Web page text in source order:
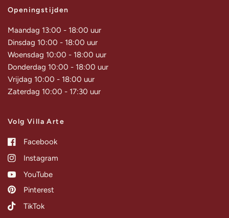
Openingstijden
Maandag 13:00 - 18:00 uur
Dinsdag 10:00 - 18:00 uur
Woensdag 10:00 - 18:00 uur
Donderdag 10:00 - 18:00 uur
Vrijdag 10:00 - 18:00 uur
Zaterdag 10:00 - 17:30 uur
Volg Villa Arte
Facebook
Instagram
YouTube
Pinterest
TikTok